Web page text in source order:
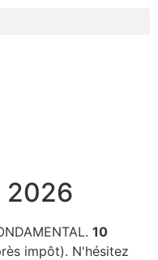
2026
10
impôt). N'hésitez